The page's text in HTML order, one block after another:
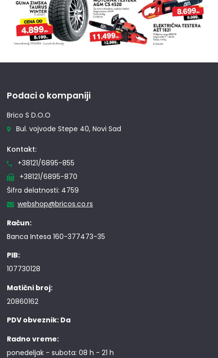
Podaci o kompaniji
Brico S D.O.O
Bul. vojvode Stepe 40, Novi Sad
Kontakt:
+38121/6895-855
+38121/6895-870
Šifra delatnosti: 4759
webshop@bricos.co.rs
Račun:
Banca Intesa 160-377473-35
PIB:
107730128
Matični broj:
20860162
PDV obveznik: Da
Radno vreme:
ponedeljak - subota: 08 h - 21 h